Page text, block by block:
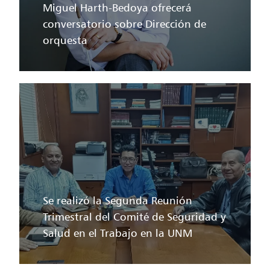
Miguel Harth-Bedoya ofrecerá
conversatorio sobre Dirección de
orquesta
Se realizó la Segunda Reunión
Trimestral del Comité de Seguridad y
Salud en el Trabajo en la UNM